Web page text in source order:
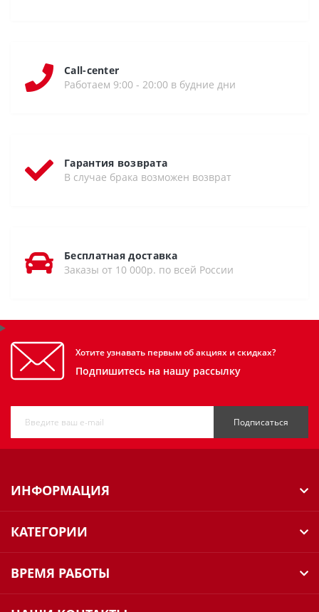
Call-center
Работаем 9:00 - 20:00 в будние дни
Гарантия возврата
В случае брака возможен возврат
Бесплатная доставка
Заказы от 10 000р. по всей России
Хотите узнавать первым об акциях и скидках?
Подпишитесь на нашу рассылку
Подписаться
ИНФОРМАЦИЯ
КАТЕГОРИИ
ВРЕМЯ РАБОТЫ